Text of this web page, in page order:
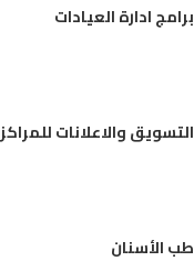
برامج ادارة العيادات
التسويق والاعلانات للمراكز
طب الأسنان